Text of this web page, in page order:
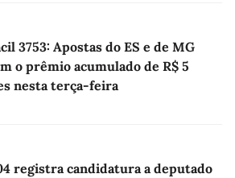
3753: Apostas do ES e de MG
o prêmio acumulado de R$ 5
nesta terça-feira
registra candidatura a deputado